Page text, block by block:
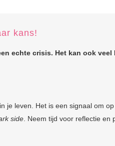
kans!
echte crisis. Het kan ook veel
je leven. Het is een signaal om
side . Neem tijd voor reflectie